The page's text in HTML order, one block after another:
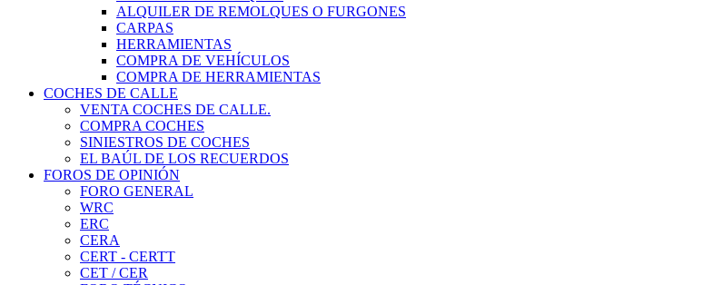
ALQUILER DE REMOLQUES O FURGONES
CARPAS
HERRAMIENTAS
COMPRA DE VEHÍCULOS
COMPRA DE HERRAMIENTAS
COCHES DE CALLE
VENTA COCHES DE CALLE.
COMPRA COCHES
SINIESTROS DE COCHES
EL BAÚL DE LOS RECUERDOS
FOROS DE OPINIÓN
FORO GENERAL
WRC
ERC
CERA
CERT - CERTT
CET / CER